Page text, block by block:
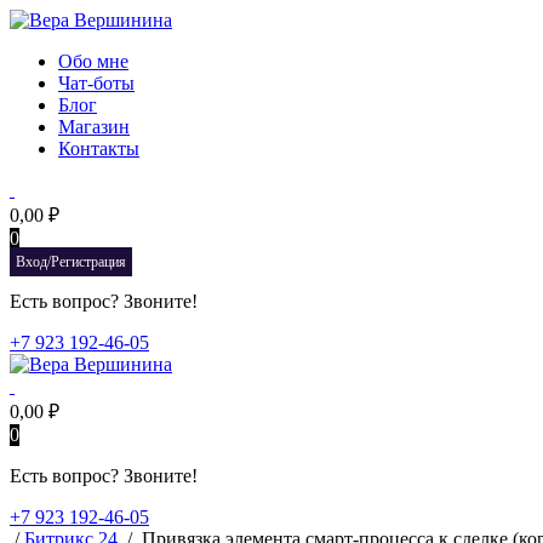
Обо мне
Чат-боты
Блог
Магазин
Контакты
0,00 ₽
0
Вход/Регистрация
Есть вопрос? Звоните!
+7 923 192-46-05
0,00 ₽
0
Есть вопрос? Звоните!
+7 923 192-46-05
/Битрикс 24 / Привязка элемента смарт-процесса к сделке